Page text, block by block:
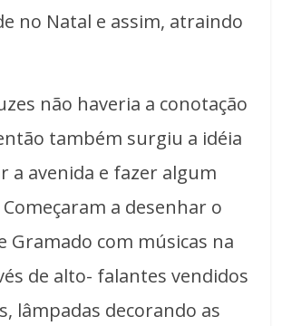
no Natal e assim, atraindo
não haveria a conotação
também surgiu a idéia
a avenida e fazer algum
a desenhar o
Gramado com músicas na
de alto- falantes vendidos
lâmpadas decorando as